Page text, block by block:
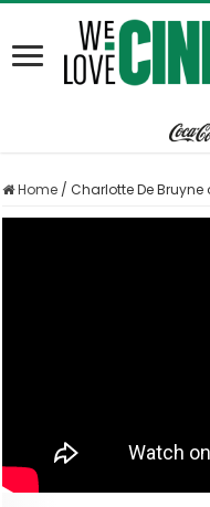
Home / Charlotte De Bruyne